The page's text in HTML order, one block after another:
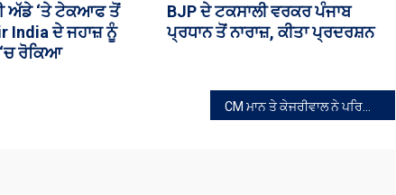
ਭਾਰਤ ‘ਤੇ 100%
ਵਾਲਾ ਬਿੱਲ ਪਾਸ
ਅੰਮ੍ਰਿਤ ਵੇਲੇ ਦਾ ਹੁਕਮਨਾਮਾ ਸ੍ਰੀ
ਦਰਬਾਰ ਸਾਹਿਬ ਅੰਮ੍ਰਿਤਸਰ, ਅੰਗ